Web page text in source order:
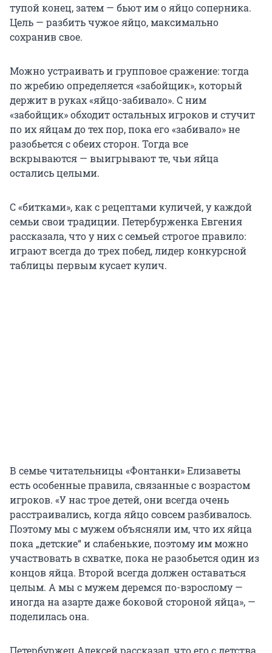
тупой конец, затем — бьют им о яйцо соперника.
Цель — разбить чужое яйцо, максимально
сохранив свое.
Можно устраивать и групповое сражение: тогда
по жребию определяется «забойщик», который
держит в руках «яйцо-забивало». С ним
«забойщик» обходит остальных игроков и стучит
по их яйцам до тех пор, пока его «забивало» не
разобьется с обеих сторон. Тогда все
вскрываются — выигрывают те, чьи яйца
остались целыми.
С «битками», как с рецептами куличей, у каждой
семьи свои традиции. Петербурженка Евгения
рассказала, что у них с семьей строгое правило:
играют всегда до трех побед, лидер конкурсной
таблицы первым кусает кулич.
В семье читательницы «Фонтанки» Елизаветы
есть особенные правила, связанные с возрастом
игроков. «У нас трое детей, они всегда очень
расстраивались, когда яйцо совсем разбивалось.
Поэтому мы с мужем объясняли им, что их яйца
пока „детские“ и слабенькие, поэтому им можно
участвовать в схватке, пока не разобьется один из
концов яйца. Второй всегда должен оставаться
целым. А мы с мужем деремся по-взрослому —
иногда на азарте даже боковой стороной яйца», —
поделилась она.
Петербуржец Алексей рассказал, что его с детства